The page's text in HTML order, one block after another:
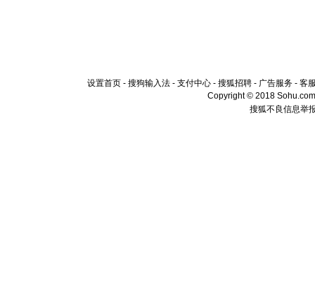
设置首页 - 搜狗输入法 - 支付中心 - 搜狐招聘 - 广告服务 - 客
Copyright © 2018
搜狐不良信息举